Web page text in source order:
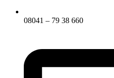
08041 – 79 38 660